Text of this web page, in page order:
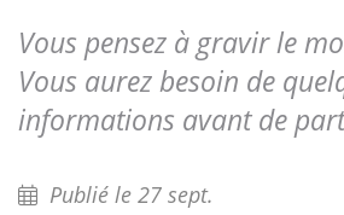
Vous pensez à gravir le
Vous aurez besoin de
informations avant de
Publié le 27 sept.